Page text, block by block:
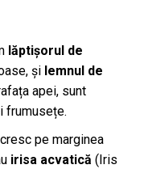
lăptișorul de
și lemnul de
apei, sunt
frumusețe.
pe marginea
irisa acvatică (Iris